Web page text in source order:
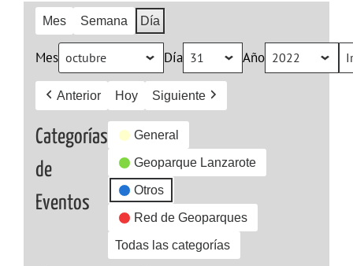
Mes Semana Día
Mes Día Año
Anterior Hoy Siguiente
Categorías
de
Eventos
General
Geoparque Lanzarote
Otros
Red de Geoparques
Todas las categorías